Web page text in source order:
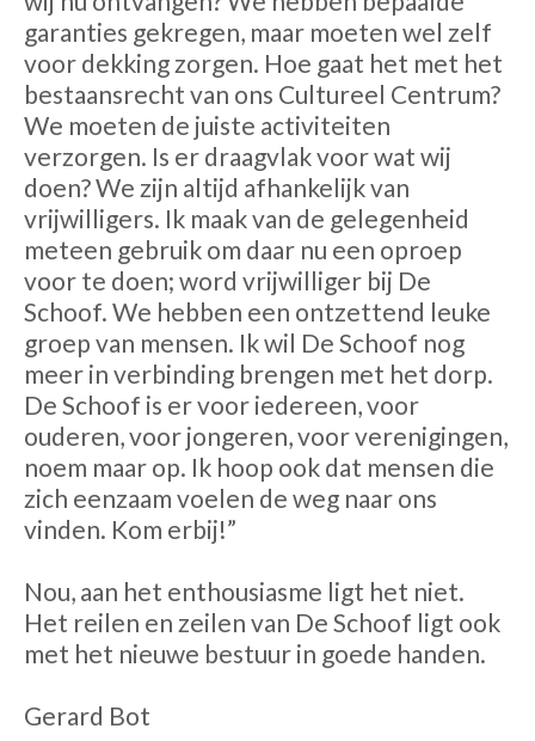
garanties gekregen, maar moeten wel zelf
voor dekking zorgen. Hoe gaat het met het
bestaansrecht van ons Cultureel Centrum?
We moeten de juiste activiteiten
verzorgen. Is er draagvlak voor wat wij
doen? We zijn altijd afhankelijk van
vrijwilligers. Ik maak van de gelegenheid
meteen gebruik om daar nu een oproep
voor te doen; word vrijwilliger bij De
Schoof. We hebben een ontzettend leuke
groep van mensen. Ik wil De Schoof nog
meer in verbinding brengen met het dorp.
De Schoof is er voor iedereen, voor
ouderen, voor jongeren, voor verenigingen,
noem maar op. Ik hoop ook dat mensen die
zich eenzaam voelen de weg naar ons
vinden. Kom erbij!”
Nou, aan het enthousiasme ligt het niet.
Het reilen en zeilen van De Schoof ligt ook
met het nieuwe bestuur in goede handen.
Gerard Bot